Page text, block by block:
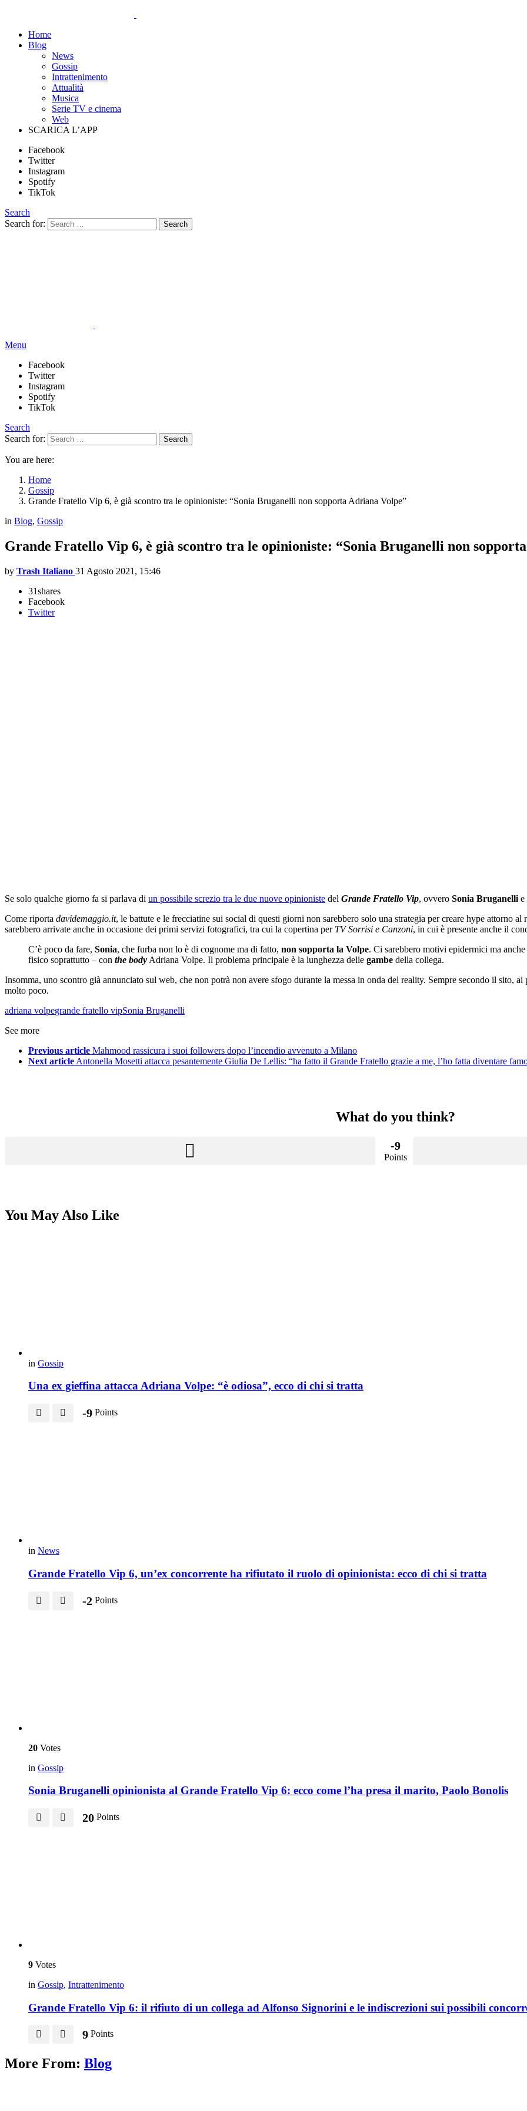
Home
Blog
News
Gossip
Intrattenimento
Attualità
Musica
Serie TV e cinema
Web
SCARICA L’APP
Facebook
Twitter
Instagram
Spotify
TikTok
Search
Search for:
Search
Menu
Facebook
Twitter
Instagram
Spotify
TikTok
Search
Search for:
Search
You are here:
Home
Gossip
Grande Fratello Vip 6, è già scontro tra le opinioniste: “Sonia Bruganelli non sopporta Adriana Volpe”
in Blog, Gossip
Grande Fratello Vip 6, è già scontro tra le opinioniste: “Sonia Bruganelli non
by Trash Italiano 31 Agosto 2021, 15:46
31shares
Facebook
Twitter
Se solo qualche giorno fa si parlava di un possibile screzio tra le due nuove opinioniste del Grande Fratello Vip, ovvero Sonia Bruganelli e
Come riporta davidemaggio.it, le battute e le frecciatine sui social di questi giorni non sarebbero solo una strategia per creare hype attorno
sarebbero arrivate anche in occasione dei primi servizi fotografici, tra cui la copertina per TV Sorrisi e Canzoni, in cui è presente anche il
C’è poco da fare, Sonia, che furba non lo è di cognome ma di fatto, non sopporta la Volpe. Ci sarebbero motivi epidermici ma
fisico soprattutto – con the body Adriana Volpe. Il problema principale è la lunghezza delle gambe della collega.
Insomma, uno scontro già annunciato sul web, che non potrà non avere sfogo durante la messa in onda del reality. Sempre secondo il sito,
molto poco.
adriana volpegrande fratello vipSonia Bruganelli
See more
Previous article Mahmood rassicura i suoi followers dopo l’incendio avvenuto a Milano
Next article Antonella Mosetti attacca pesantemente Giulia De Lellis: “ha fatto il Grande Fratello grazie a me, l’ho fatta diventare
What do you think?
-9
Points
You May Also Like
in Gossip
Una ex gieffina attacca Adriana Volpe: “è odiosa”, ecco di chi si tratta
-9 Points
in News
Grande Fratello Vip 6, un’ex concorrente ha rifiutato il ruolo di opinionista: ecco di chi si tratta
-2 Points
20 Votes
in Gossip
Sonia Bruganelli opinionista al Grande Fratello Vip 6: ecco come l’ha presa il marito, Paolo Bonolis
20 Points
9 Votes
in Gossip, Intrattenimento
Grande Fratello Vip 6: il rifiuto di un collega ad Alfonso Signorini e le indiscrezioni sui possibili
9 Points
More From: Blog